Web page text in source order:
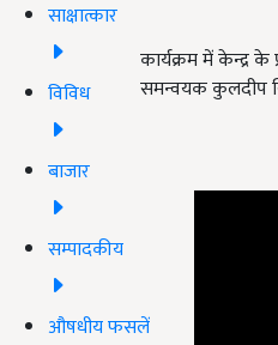
साक्षात्कार
विविध
बाजार
सम्पादकीय
औषधीय फसलें
कार्यक्रम में केन्द्र
समन्वयक कुलदीप